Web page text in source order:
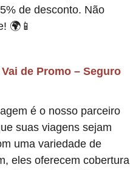
de desconto. Não
🌍📱
Vai de Promo – Seguro
é o nosso parceiro
suas viagens sejam
uma variedade de
eles oferecem cobertura